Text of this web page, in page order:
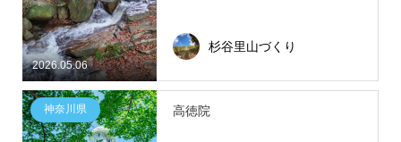
2026.05.06
杉谷里山づくり
神奈川県 高徳院